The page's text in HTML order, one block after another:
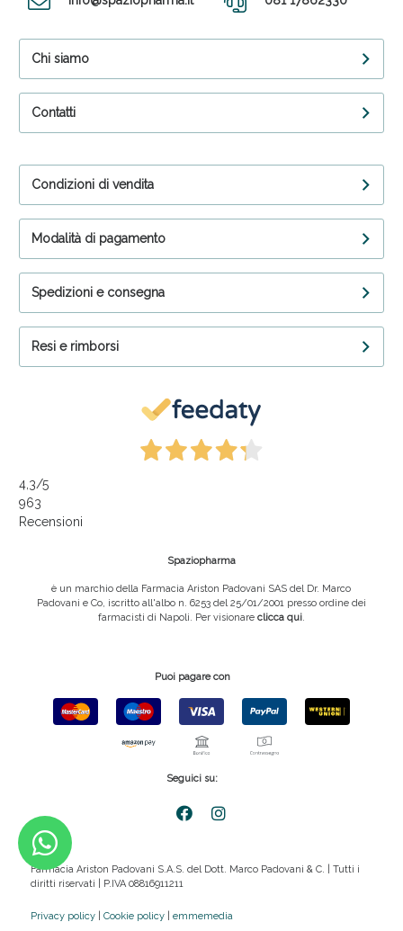
Chi siamo
Contatti
Condizioni di vendita
Modalità di pagamento
Spedizioni e consegna
Resi e rimborsi
4,3/5
963
Recensioni
Spaziopharma
è un marchio della Farmacia Ariston Padovani SAS del Dr. Marco
Padovani e Co, iscritto all'albo n. 6253 del 25/01/2001 presso ordine dei
farmacisti di Napoli. Per visionare clicca qui.
Puoi pagare con
Seguici su:
Farmacia Ariston Padovani S.A.S. del Dott. Marco Padovani & C. | Tutti i
diritti riservati | P.IVA 08816911211
Privacy policy| Cookie policy| emmemedia